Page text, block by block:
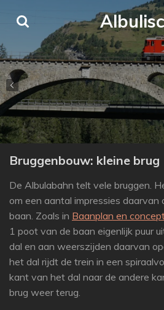
direct
de
hoofdinhoud
Bruggenbouw: kleine brug
De Albulabahn telt vele bruggen.
om een aantal impressies daarvan
baan. Zoals in Baanplan en
1 poot van de baan eigenlijk puur
dal en aan weerszijden daarvan
het dal rijdt de trein in een
kant van het dal naar de andere
brug weer terug.